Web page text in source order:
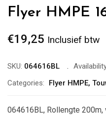
Flyer HMPE
€19,25 Inclusief btw
SKU: 064616BL
Categories:
Flyer HMPE,
064616BL, Rollengte